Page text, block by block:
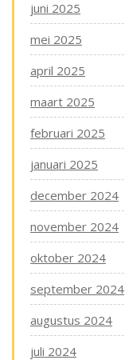
juni 2025
mei 2025
april 2025
maart 2025
februari 2025
januari 2025
december 2024
november 2024
oktober 2024
september 2024
augustus 2024
juli 2024